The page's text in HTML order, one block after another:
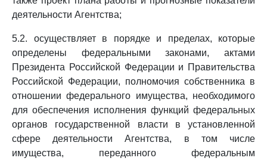
деятельности Агентства;
5.2. осуществляет в порядке и пределах, которые
определены федеральными законами, актами
Президента Российской Федерации и Правительства
Российской Федерации, полномочия собственника в
отношении федерального имущества, необходимого
для обеспечения исполнения функций федеральных
органов государственной власти в установленной
сфере деятельности Агентства, в том числе
имущества, переданного федеральным